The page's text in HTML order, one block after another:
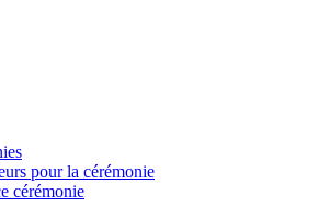
pour la cérémonie
cérémonie